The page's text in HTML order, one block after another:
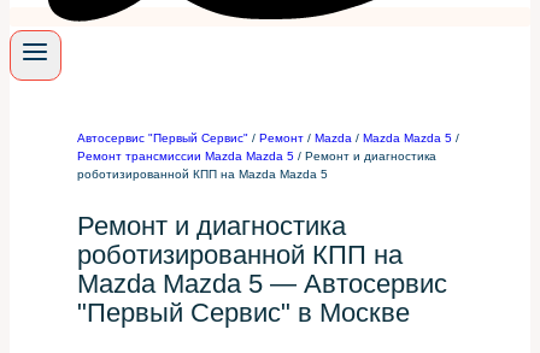
Автосервис "Первый Сервис" / Ремонт / Mazda / Mazda Mazda 5 /
Ремонт трансмиссии Mazda Mazda 5 / Ремонт и диагностика
роботизированной КПП на Mazda Mazda 5
Ремонт и диагностика
роботизированной КПП на
Mazda Mazda 5 — Автосервис
"Первый Сервис" в Москве